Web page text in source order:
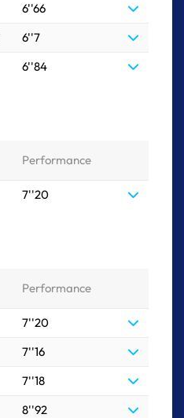
6''66
6''7
6''84
Performance
7''20
Performance
7''20
7''16
7''18
8''92